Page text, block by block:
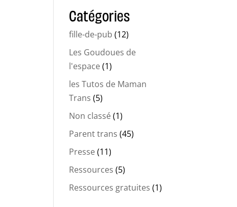
Catégories
fille-de-pub (12)
Les Goudoues de
l'espace(1)
les Tutos de Maman
Trans (5)
Non classé(1)
Parent trans (45)
Presse(11)
Ressources (5)
Ressources gratuites (1)